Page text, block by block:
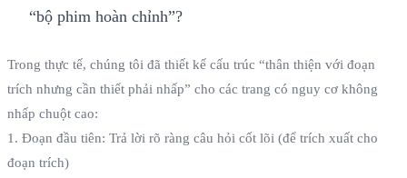
“bộ phim hoàn chỉnh”?
Trong thực tế, chúng tôi đã thiết kế cấu trúc “thân thiện với đoạn
trích nhưng cần thiết phải nhấp” cho các trang có nguy cơ không
nhấp chuột cao:
1. Đoạn đầu tiên: Trả lời rõ ràng câu hỏi cốt lõi (để trích xuất cho
đoạn trích)